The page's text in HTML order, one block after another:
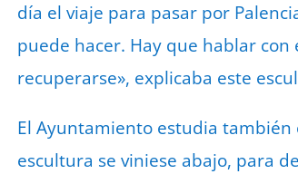
día el viaje para pasar por
puede hacer. Hay que hablar
recuperarse», explicaba este
El Ayuntamiento estudia también
escultura se viniese abajo, para